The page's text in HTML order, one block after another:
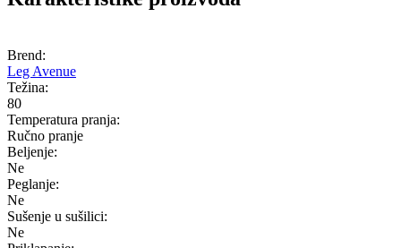
Brend:
Leg Avenue
Težina:
80
Temperatura pranja:
Ručno pranje
Beljenje:
Ne
Peglanje:
Ne
Sušenje u sušilici:
Ne